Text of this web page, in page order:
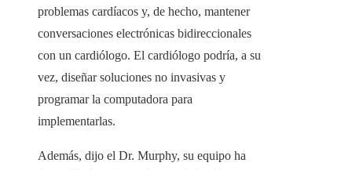
problemas cardíacos y, de hecho, mantener
conversaciones electrónicas bidireccionales
con un cardiólogo. El cardiólogo podría, a su
vez, diseñar soluciones no invasivas y
programar la computadora para
implementarlas.
Además, dijo el Dr. Murphy, su equipo ha